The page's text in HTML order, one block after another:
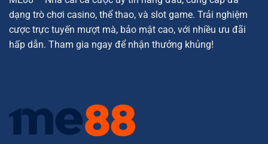
dạng trò chơi casino, thể thao, và slot game. Trải nghiệm
cược trực tuyến mượt mà, bảo mật cao, với nhiều ưu đãi
hấp dẫn. Tham gia ngay để nhận thưởng khủng!